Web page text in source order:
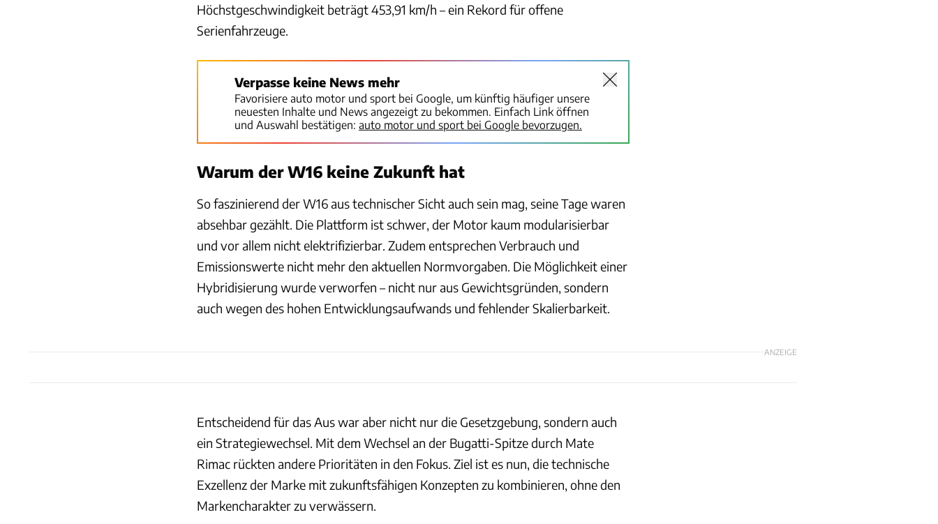
Höchstgeschwindigkeit beträgt 453,91 km/h – ein Rekord für offene
Serienfahrzeuge.
Verpasse keine News mehr
Favorisiere auto motor und sport bei Google, um künftig häufiger unsere
neuesten Inhalte und News angezeigt zu bekommen. Einfach Link öffnen
und Auswahl bestätigen: auto motor und sport bei Google bevorzugen.
Warum der W16 keine Zukunft hat
So faszinierend der W16 aus technischer Sicht auch sein mag, seine Tage waren
absehbar gezählt. Die Plattform ist schwer, der Motor kaum modularisierbar
und vor allem nicht elektrifizierbar. Zudem entsprechen Verbrauch und
Emissionswerte nicht mehr den aktuellen Normvorgaben. Die Möglichkeit einer
Hybridisierung wurde verworfen – nicht nur aus Gewichtsgründen, sondern
auch wegen des hohen Entwicklungsaufwands und fehlender Skalierbarkeit.
ANZEIGE
Entscheidend für das Aus war aber nicht nur die Gesetzgebung, sondern auch
ein Strategiewechsel. Mit dem Wechsel an der Bugatti-Spitze durch Mate
Rimac rückten andere Prioritäten in den Fokus. Ziel ist es nun, die technische
Exzellenz der Marke mit zukunftsfähigen Konzepten zu kombinieren, ohne den
Markencharakter zu verwässern.